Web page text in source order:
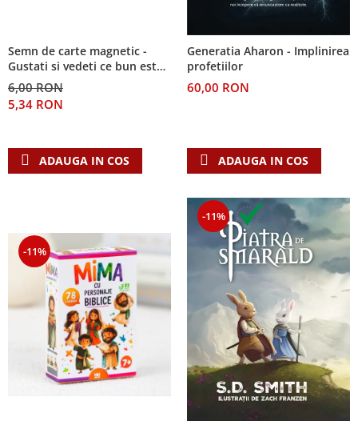
Semn de carte magnetic -
Gustati si vedeti ce bun este
Domnul!
6,00 RON
5,34 RON
ADAUGA IN COS
Generatia Aharon - Implinirea
profetiilor
60,00 RON
ADAUGA IN COS
-11%
-11%